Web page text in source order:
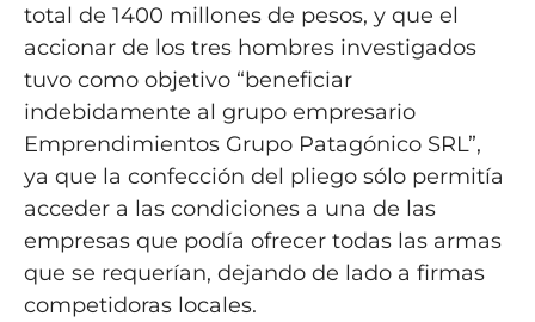
total de 1400 millones de pesos, y que el
accionar de los tres hombres investigados
tuvo como objetivo “beneficiar
indebidamente al grupo empresario
Emprendimientos Grupo Patagónico SRL”,
ya que la confección del pliego sólo permitía
acceder a las condiciones a una de las
empresas que podía ofrecer todas las armas
que se requerían, dejando de lado a firmas
competidoras locales.